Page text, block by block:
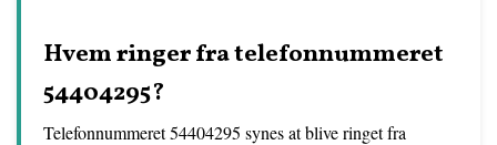
Hvem ringer fra telefonnummeret
54404295?
Telefonnummeret 54404295 synes at blive ringet fra